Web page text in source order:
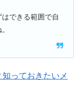
できる範囲で自
っておきたいメ